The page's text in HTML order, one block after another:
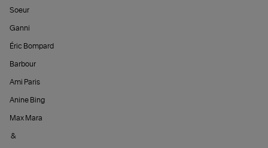
Soeur
Ganni
Éric Bompard
Barbour
Ami Paris
Anine Bing
Max Mara
&